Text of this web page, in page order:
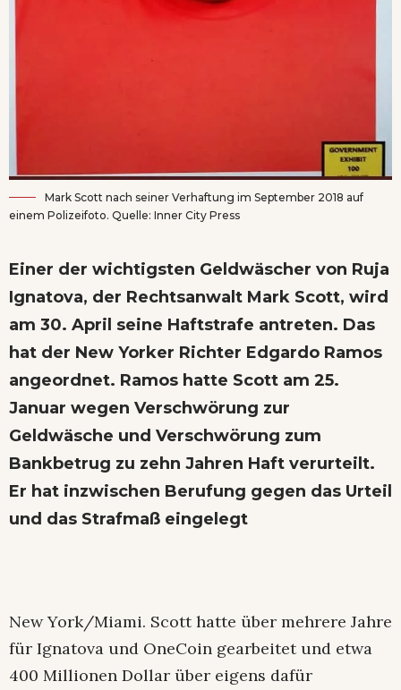
Mark Scott nach seiner Verhaftung im September 2018 auf
einem Polizeifoto. Quelle: Inner City Press
Einer der wichtigsten Geldwäscher von Ruja
Ignatova, der Rechtsanwalt Mark Scott, wird
am 30. April seine Haftstrafe antreten. Das
hat der New Yorker Richter Edgardo Ramos
angeordnet. Ramos hatte Scott am 25.
Januar wegen Verschwörung zur
Geldwäsche und Verschwörung zum
Bankbetrug zu zehn Jahren Haft verurteilt.
Er hat inzwischen Berufung gegen das Urteil
und das Strafmaß eingelegt
New York/Miami. Scott hatte über mehrere Jahre
für Ignatova und OneCoin gearbeitet und etwa
400 Millionen Dollar über eigens dafür